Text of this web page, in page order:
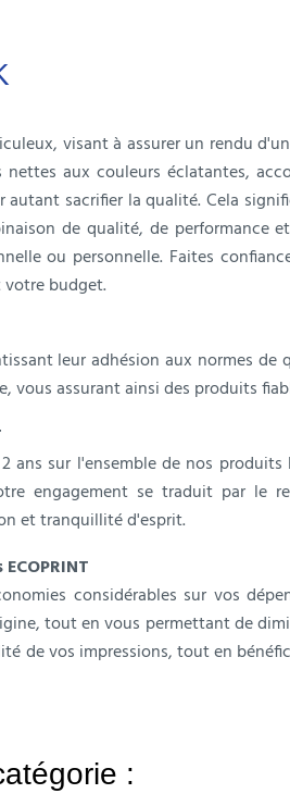
visant à assurer un rendu
aux couleurs éclatantes,
autant sacrifier la qualité. Cela
de qualité, de performance
ou personnelle. Faites
votre budget.
leur adhésion aux normes
assurant ainsi des produits
sur l'ensemble de nos
engagement se traduit par le
et tranquillité d'esprit.
considérables sur vos
tout en vous permettant de
de vos impressions, tout en
: